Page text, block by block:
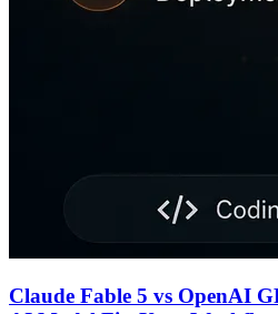
Claude Fable 5 vs OpenAI